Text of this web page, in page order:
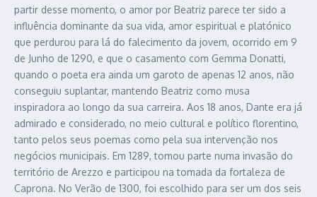
partir desse momento, o amor por Beatriz parece ter sido a
influência dominante da sua vida, amor espiritual e platónico
que perdurou para lá do falecimento da jovem, ocorrido em 9
de Junho de 1290, e que o casamento com Gemma Donatti,
quando o poeta era ainda um garoto de apenas 12 anos, não
conseguiu suplantar, mantendo Beatriz como musa
inspiradora ao longo da sua carreira. Aos 18 anos, Dante era já
admirado e considerado, no meio cultural e político florentino,
tanto pelos seus poemas como pela sua intervenção nos
negócios municipais. Em 1289, tomou parte numa invasão do
território de Arezzo e participou na tomada da fortaleza de
Caprona. No Verão de 1300, foi escolhido para ser um dos seis